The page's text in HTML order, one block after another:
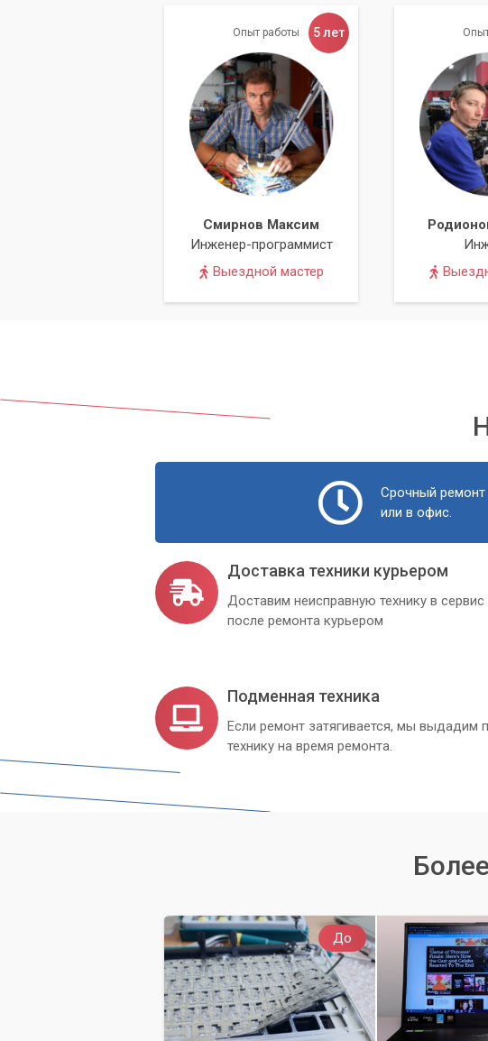
Опыт работы 5 лет
Смирнов Максим
Инженер-программист
Выездной мастер
Срочный ремонт
или в офис.
Доставка техники курьером
Доставим неисправную технику в
после ремонта курьером
Подменная техника
Если ремонт затягивается, мы выдадим
технику на время ремонта.
До